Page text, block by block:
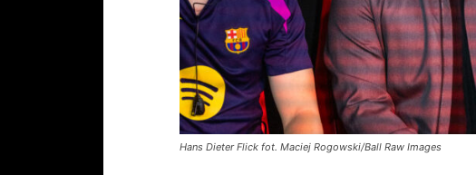
Hans Dieter Flick fot. Maciej Rogowski/Ball Raw Images